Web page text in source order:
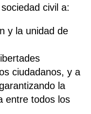
civil a:
y la unidad de
ciudadanos, y a
la
entre todos los